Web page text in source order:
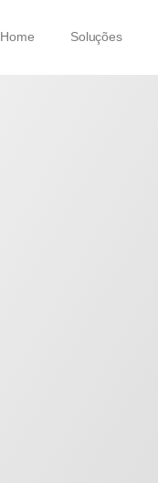
Home Soluções